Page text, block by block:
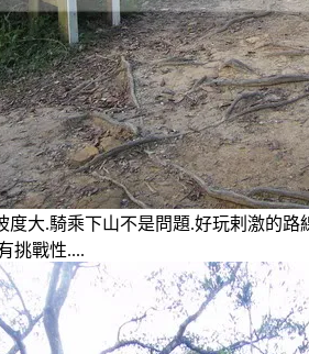
度大.騎乘下山不是問題.好玩剌激的路
挑戰性....